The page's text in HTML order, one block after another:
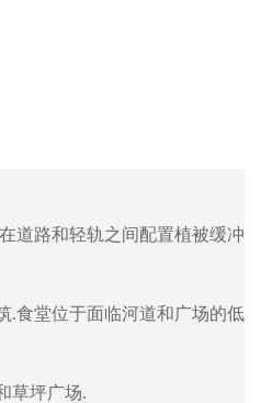
道路和轻轨之间配置植被缓冲
.食堂位于面临河道和广场的低
草坪广场.